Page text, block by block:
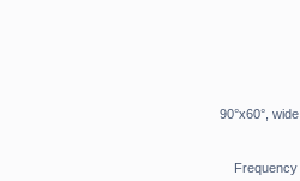
90°x60°,